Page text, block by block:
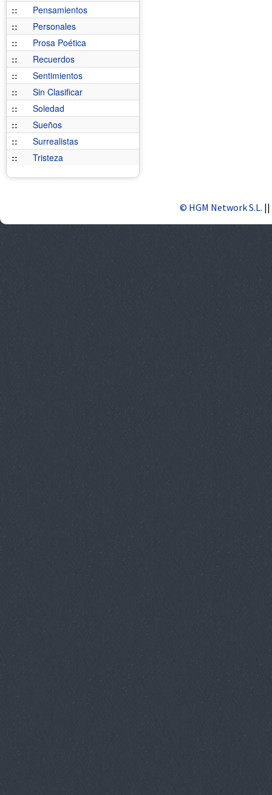
::
Pensamientos
::
Personales
::
Prosa Poética
::
Recuerdos
::
Sentimientos
::
Sin Clasificar
::
Soledad
::
Sueños
::
Surrealistas
::
Tristeza
© HGM Network S.L. ||